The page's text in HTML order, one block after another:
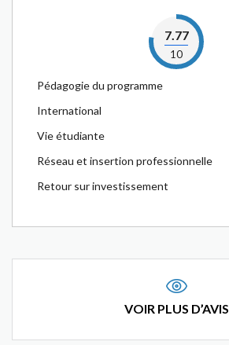
7.77
10
Pédagogie du programme
International
Vie étudiante
Réseau et insertion professionnelle
Retour sur investissement
VOIR PLUS D’AVIS